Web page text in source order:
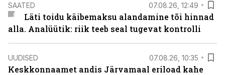
SAATED 07.08.26, 12:49
Läti toidu käibemaksu alandamine tõi hinnad
alla. Analüütik: riik teeb seal tugevat kontrolli
UUDISED 07.08.26, 10:35
Keskkonnaamet andis Järvamaal eriload kahe